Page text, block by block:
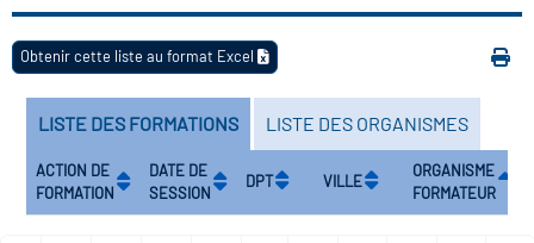
Obtenir cette liste au format Excel
LISTE DES FORMATIONS LISTE DES ORGANISMES
ACTION DE
FORMATION
DATE DE
SESSION
DPT VILLE
ORGANISME
FORMATEUR